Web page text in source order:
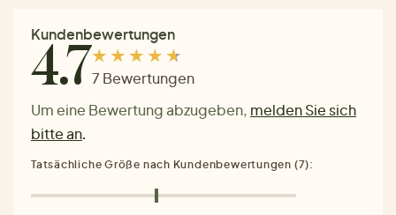
Kundenbewertungen
4.77 Bewertungen
Um eine Bewertung abzugeben, melden Sie sich
bitte an.
Tatsächliche Größe nach Kundenbewertungen (7):